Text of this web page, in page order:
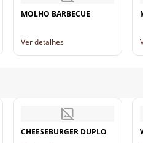
MOLHO BARBECUE
Ver detalhes
CHEESEBURGER DUPLO